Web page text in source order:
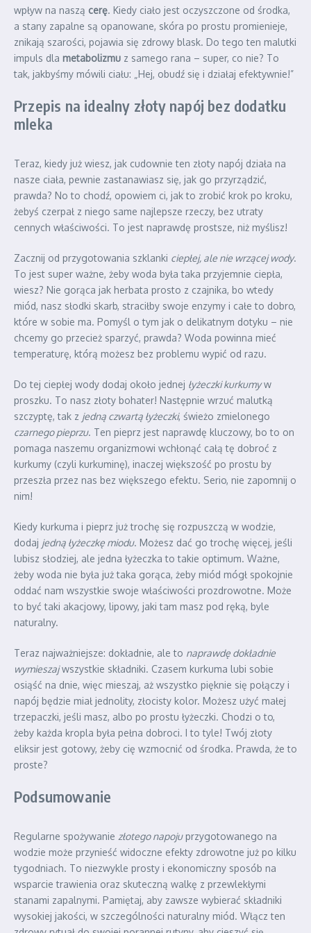
wpływ na naszą cerę. Kiedy ciało jest oczyszczone od środka,
a stany zapalne są opanowane, skóra po prostu promienieje,
znikają szarości, pojawia się zdrowy blask. Do tego ten malutki
impuls dla metabolizmu z samego rana – super, co nie? To
tak, jakbyśmy mówili ciału: „Hej, obudź się i działaj efektywnie!”
Przepis na idealny złoty napój bez dodatku
mleka
Teraz, kiedy już wiesz, jak cudownie ten złoty napój działa na
nasze ciała, pewnie zastanawiasz się, jak go przyrządzić,
prawda? No to chodź, opowiem ci, jak to zrobić krok po kroku,
żebyś czerpał z niego same najlepsze rzeczy, bez utraty
cennych właściwości. To jest naprawdę prostsze, niż myślisz!
Zacznij od przygotowania szklanki ciepłej, ale nie wrzącej wody.
To jest super ważne, żeby woda była taka przyjemnie ciepła,
wiesz? Nie gorąca jak herbata prosto z czajnika, bo wtedy
miód, nasz słodki skarb, straciłby swoje enzymy i całe to dobro,
które w sobie ma. Pomyśl o tym jak o delikatnym dotyku – nie
chcemy go przecież sparzyć, prawda? Woda powinna mieć
temperaturę, którą możesz bez problemu wypić od razu.
Do tej ciepłej wody dodaj około jednej łyżeczki kurkumyw
proszku. To nasz złoty bohater! Następnie wrzuć malutką
szczyptę, tak z jedną czwartą łyżeczki, świeżo zmielonego
czarnego pieprzu. Ten pieprz jest naprawdę kluczowy, bo to on
pomaga naszemu organizmowi wchłonąć całą tę dobroć z
kurkumy (czyli kurkuminę), inaczej większość po prostu by
przeszła przez nas bez większego efektu. Serio, nie zapomnij o
nim!
Kiedy kurkuma i pieprz już trochę się rozpuszczą w wodzie,
dodaj jedną łyżeczkę miodu. Możesz dać go trochę więcej, jeśli
lubisz słodziej, ale jedna łyżeczka to takie optimum. Ważne,
żeby woda nie była już taka gorąca, żeby miód mógł spokojnie
oddać nam wszystkie swoje właściwości prozdrowotne. Może
to być taki akacjowy, lipowy, jaki tam masz pod ręką, byle
naturalny.
Teraz najważniejsze: dokładnie, ale to naprawdę dokładnie
wymieszajwszystkie składniki. Czasem kurkuma lubi sobie
osiąść na dnie, więc mieszaj, aż wszystko pięknie się połączy i
napój będzie miał jednolity, złocisty kolor. Możesz użyć małej
trzepaczki, jeśli masz, albo po prostu łyżeczki. Chodzi o to,
żeby każda kropla była pełna dobroci. I to tyle! Twój złoty
eliksir jest gotowy, żeby cię wzmocnić od środka. Prawda, że to
proste?
Podsumowanie
Regularne spożywanie złotego napojuprzygotowanego na
wodzie może przynieść widoczne efekty zdrowotne już po kilku
tygodniach. To niezwykle prosty i ekonomiczny sposób na
wsparcie trawienia oraz skuteczną walkę z przewlekłymi
stanami zapalnymi. Pamiętaj, aby zawsze wybierać składniki
wysokiej jakości, w szczególności naturalny miód. Włącz ten